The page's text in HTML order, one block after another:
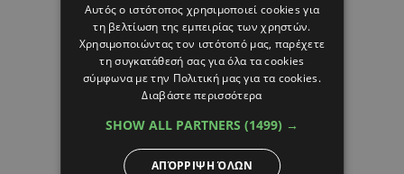
Αυτός ο ιστότοπος χρησιμοποιεί cookies για
τη βελτίωση της εμπειρίας των χρηστών.
Χρησιμοποιώντας τον ιστότοπό μας, παρέχετε
τη συγκατάθεσή σας για όλα τα cookies
σύμφωνα με την Πολιτική μας για τα cookies.
Διαβάστε περισσότερα
SHOW ALL PARTNERS (1499) →
ΑΠΌΡΡΙΨΗ ΌΛΩΝ